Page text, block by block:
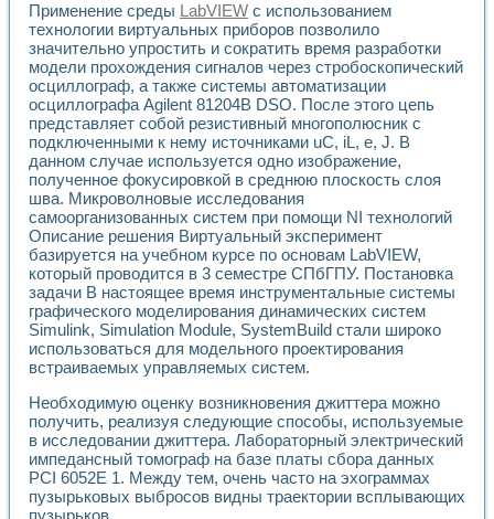
Применение среды LabVIEW с использованием
технологии виртуальных приборов позволило
значительно упростить и сократить время разработки
модели прохождения сигналов через стробоскопический
осциллограф, а также системы автоматизации
осциллографа Agilent 81204B DSO. После этого цепь
представляет собой резистивный многополюсник с
подключенными к нему источниками uC, iL, e, J. В
данном случае используется одно изображение,
полученное фокусировкой в среднюю плоскость слоя
шва. Микроволновые исследования
самоорганизованных систем при помощи NI технологий
Описание решения Виртуальный эксперимент
базируется на учебном курсе по основам LabVIEW,
который проводится в 3 семестре СПбГПУ. Постановка
задачи В настоящее время инструментальные системы
графического моделирования динамических систем
Simulink, Simulation Module, SystemBuild стали широко
использоваться для модельного проектирования
встраиваемых управляемых систем.
Необходимую оценку возникновения джиттера можно
получить, реализуя следующие способы, используемые
в исследовании джиттера. Лабораторный электрический
импедансный томограф на базе платы сбора данных
PCI 6052E 1. Между тем, очень часто на эхограммах
пузырьковых выбросов видны траектории всплывающих